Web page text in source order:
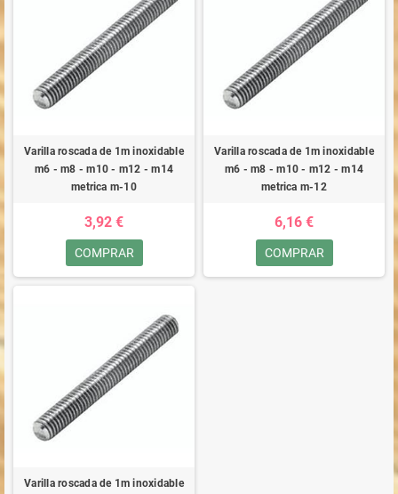
Varilla roscada de 1m inoxidable
m6 - m8 - m10 - m12 - m14
metrica m-10
3,92 €
COMPRAR
Varilla roscada de 1m inoxidable
m6 - m8 - m10 - m12 - m14
metrica m-12
6,16 €
COMPRAR
Varilla roscada de 1m inoxidable